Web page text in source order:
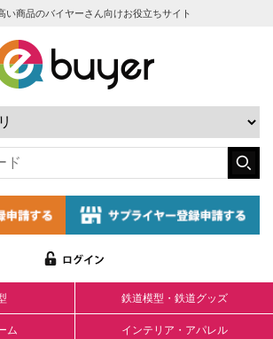
い商品のバイヤーさん向けお役立ちサイト
鉄道模型・鉄道グッズ
ム インテリア・アパレル